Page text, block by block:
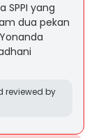
SPPI yang
dua pekan
reviewed by